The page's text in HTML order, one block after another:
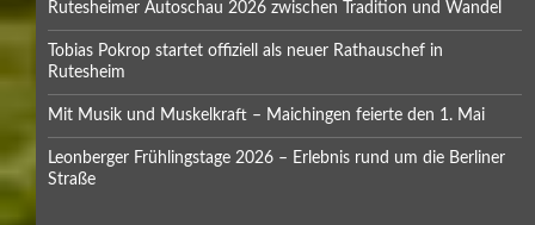
Rutesheimer Autoschau 2026 zwischen Tradition und Wandel
Tobias Pokrop startet offiziell als neuer Rathauschef in
Rutesheim
Mit Musik und Muskelkraft – Maichingen feierte den 1. Mai
Leonberger Frühlingstage 2026 – Erlebnis rund um die Berliner
Straße